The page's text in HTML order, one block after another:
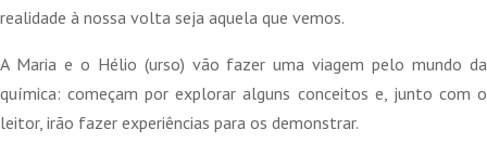
realidade à nossa volta seja aquela que vemos.
A Maria e o Hélio (urso) vão fazer uma viagem pelo mundo da
química: começam por explorar alguns conceitos e, junto com o
leitor, irão fazer experiências para os demonstrar.